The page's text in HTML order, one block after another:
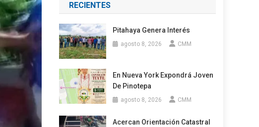
RECIENTES
Pitahaya Genera Interés
agosto 8, 2026 CMM
En Nueva York Expondrá Joven
De Pinotepa
agosto 8, 2026 CMM
Acercan Orientación Catastral